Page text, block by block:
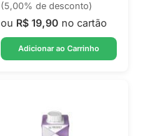
(5,00% de desconto)
ou R$ 19,90 no cartão
Adicionar ao Carrinho